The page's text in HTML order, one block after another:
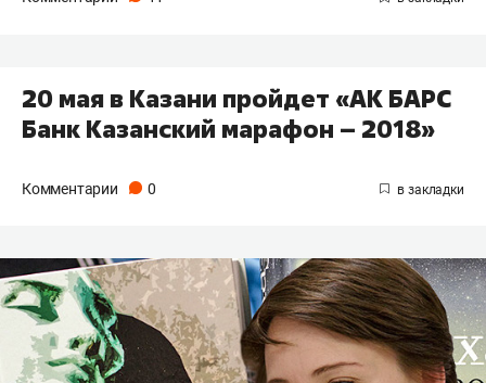
20 мая в Казани пройдет «АК БАРС
Банк Казанский марафон – 2018»
Комментарии 0